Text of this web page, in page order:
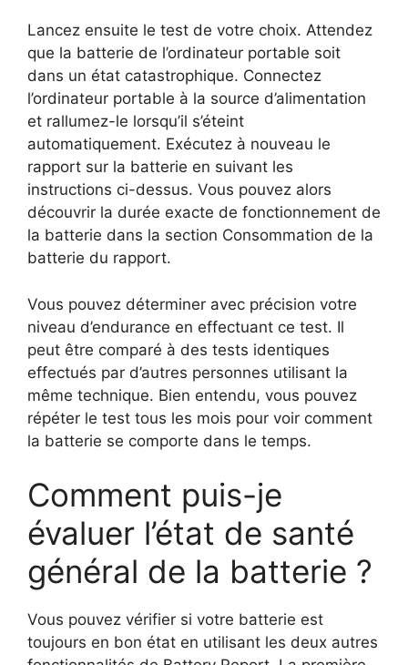
Lancez ensuite le test de votre choix. Attendez
que la batterie de l’ordinateur portable soit
dans un état catastrophique. Connectez
l’ordinateur portable à la source d’alimentation
et rallumez-le lorsqu’il s’éteint
automatiquement. Exécutez à nouveau le
rapport sur la batterie en suivant les
instructions ci-dessus. Vous pouvez alors
découvrir la durée exacte de fonctionnement de
la batterie dans la section Consommation de la
batterie du rapport.
Vous pouvez déterminer avec précision votre
niveau d’endurance en effectuant ce test. Il
peut être comparé à des tests identiques
effectués par d’autres personnes utilisant la
même technique. Bien entendu, vous pouvez
répéter le test tous les mois pour voir comment
la batterie se comporte dans le temps.
Comment puis-je
évaluer l’état de santé
général de la batterie ?
Vous pouvez vérifier si votre batterie est
toujours en bon état en utilisant les deux autres